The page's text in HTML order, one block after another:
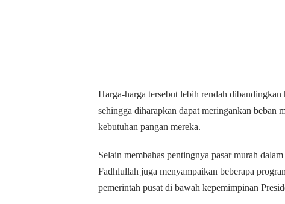
Harga-harga tersebut lebih rendah dibandingkan
sehingga diharapkan dapat meringankan beban
kebutuhan pangan mereka.
Selain membahas pentingnya pasar murah
Fadhlullah juga menyampaikan beberapa
pemerintah pusat di bawah kepemimpinan